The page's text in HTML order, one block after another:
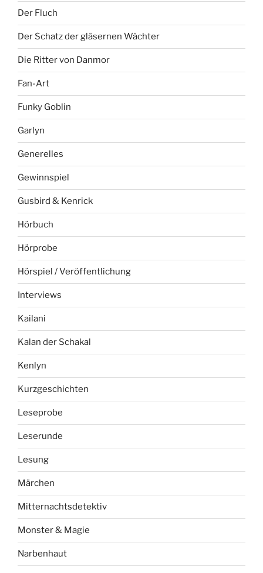
Der Fluch
Der Schatz der gläsernen Wächter
Die Ritter von Danmor
Fan-Art
Funky Goblin
Garlyn
Generelles
Gewinnspiel
Gusbird & Kenrick
Hörbuch
Hörprobe
Hörspiel / Veröffentlichung
Interviews
Kailani
Kalan der Schakal
Kenlyn
Kurzgeschichten
Leseprobe
Leserunde
Lesung
Märchen
Mitternachtsdetektiv
Monster & Magie
Narbenhaut